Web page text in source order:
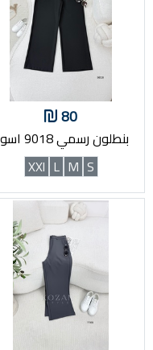
80
بنطلون رسمي 9018 اسود
S
M
L
XXl